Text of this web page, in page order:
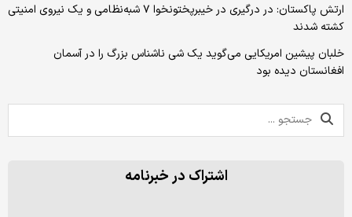
ارتش پاکستان: در درگیری در خیبرپختونخوا ۷ شبه‌نظامی و یک نیروی امنیتی
کشته شدند
خلبان پیشین امریکایی می‌گوید یک شی ناشناس بزرگ را در آسمان
افغانستان دیده بود
اشتراک در خبرنامه